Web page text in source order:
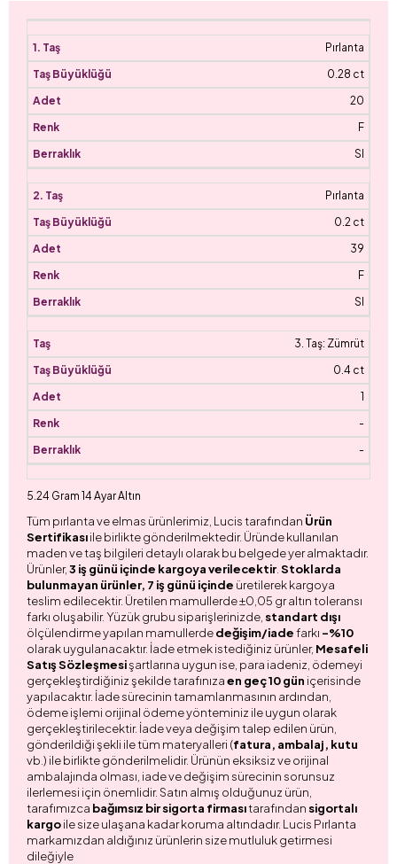
Pırlanta
0.28 ct
20
F
SI
Pırlanta
0.2 ct
39
F
SI
3. Taş: Zümrüt
0.4 ct
1
-
-
5.24 Gram 14 Ayar Altın
Tüm pırlanta ve elmas ürünlerimiz, Lucis tarafından Ürün
Sertifikasıile birlikte gönderilmektedir. Üründe kullanılan
maden ve taş bilgileri detaylı olarak bu belgede yer almaktadır.
Ürünler,3 iş günü içinde kargoya verilecektir. Stoklarda
bulunmayan ürünler, 7 iş günü içinde üretilerek kargoya
teslim edilecektir. Üretilen mamullerde ±0,05 gr altın toleransı
farkı oluşabilir. Yüzük grubu siparişlerinizde, standart dışı
ölçülendirme yapılan mamullerdedeğişim/iadefarkı -%10
olarak uygulanacaktır. İade etmek istediğiniz ürünler, Mesafeli
Satış Sözleşmesişartlarına uygun ise, para iadeniz, ödemeyi
gerçekleştirdiğiniz şekilde tarafınızaen geç 10 gün içerisinde
yapılacaktır. İade sürecinin tamamlanmasının ardından,
ödeme işlemi orijinal ödeme yönteminiz ile uygun olarak
gerçekleştirilecektir. İade veya değişim talep edilen ürün,
gönderildiği şekli ile tüm materyalleri (fatura, ambalaj, kutu
vb.) ile birlikte gönderilmelidir. Ürünün eksiksiz ve orijinal
ambalajında olması, iade ve değişim sürecinin sorunsuz
ilerlemesi için önemlidir. Satın almış olduğunuz ürün,
tarafımızca bağımsız bir sigorta firmasıtarafından sigortalı
kargoile size ulaşana kadar koruma altındadır. Lucis Pırlanta
markamızdan aldığınız ürünlerin size mutluluk getirmesi
dileğiyle